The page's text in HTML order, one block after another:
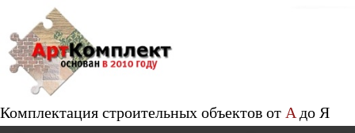
Комплектация строительных объектов от Aдо Я